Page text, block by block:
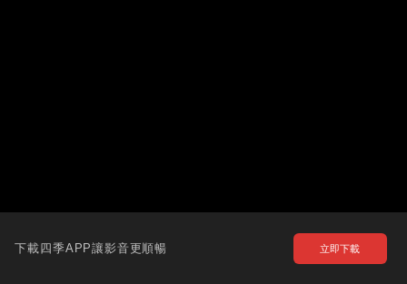
下載四季APP讓影音更順暢 立即下載